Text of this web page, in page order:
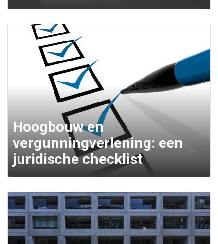
Hoogbouw en
vergunningverlening: een
juridische checklist